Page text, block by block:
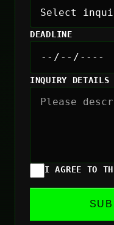
DEADLINE
INQUIRY DETAILS
I AGREE TO